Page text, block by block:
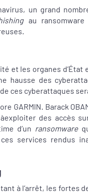
un grand
au
et les organes
hausse des
ces cyberattaques
GARMIN. Barack
des accès
d’un ransomware
services rendus
à l’arrêt, les fortes